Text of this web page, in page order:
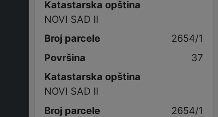
Katastarska opština
NOVI SAD II
2654/1
37
Katastarska opština
NOVI SAD II
2654/1